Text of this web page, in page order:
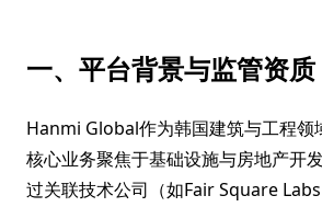
一、平台背景与监管资质
Hanmi Global作为韩国建筑与工程领
核心业务聚焦于基础设施与房地产开
过关联技术公司（如Fair Square